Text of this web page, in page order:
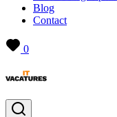
Blog
Contact
0